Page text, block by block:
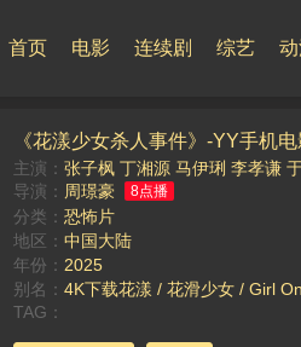
首页 电影 连续剧 综艺
《花漾少女杀人事件》-YY手机电
主演：张子枫 丁湘源 马伊琍 李孝谦
导演： 周璟豪 8点播
分类：恐怖片
地区：中国大陆
年份： 2025
别名：4K下载花漾 / 花滑少女 / Girl
TAG：